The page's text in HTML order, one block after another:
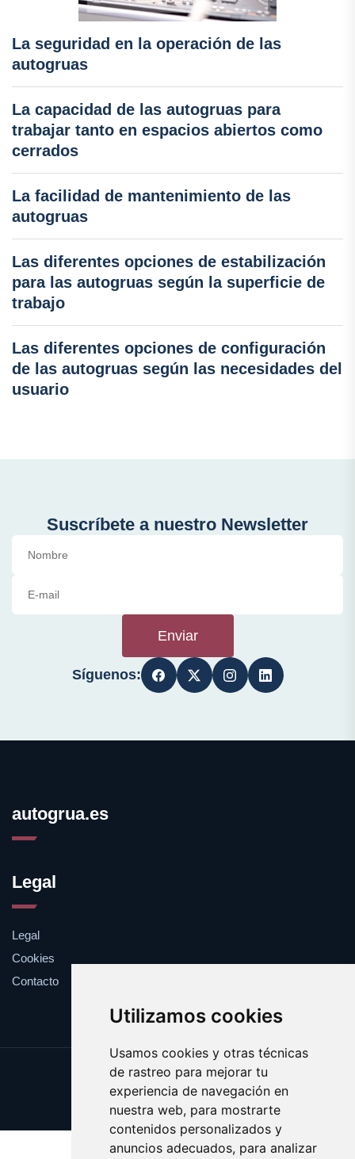
Utilizamos cookies
Usamos cookies y otras técnicas
de rastreo para mejorar tu
experiencia de navegación en
nuestra web, para mostrarte
contenidos personalizados y
anuncios adecuados, para analizar
La seguridad en la operación de las
autogruas
La capacidad de las autogruas para
trabajar tanto en espacios abiertos como
cerrados
La facilidad de mantenimiento de las
autogruas
Las diferentes opciones de estabilización
para las autogruas según la superficie de
trabajo
Las diferentes opciones de configuración
de las autogruas según las necesidades del
usuario
Suscríbete a nuestro Newsletter
Enviar
Síguenos:
autogrua.es
Legal
Legal
Cookies
Contacto
Update cookies preferences
Copyright © 2025 autogrua.es